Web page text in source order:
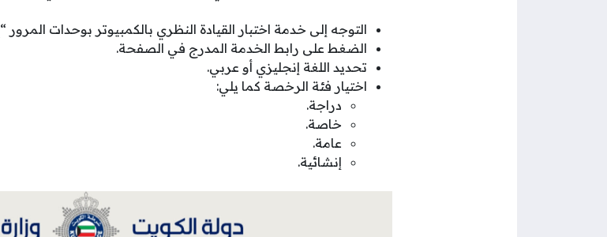
التوجه إلى خدمة اختبار القيادة النظري بالكمبيوتر بوحدات المرور “
الضغط على رابط الخدمة المدرج في الصفحة.
تحديد اللغة إنجليزي أو عربي.
اختيار فئة الرخصة كما يلي:
دراجة.
خاصة.
عامة.
إنشائية.